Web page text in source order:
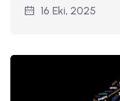
16 Eki, 2025